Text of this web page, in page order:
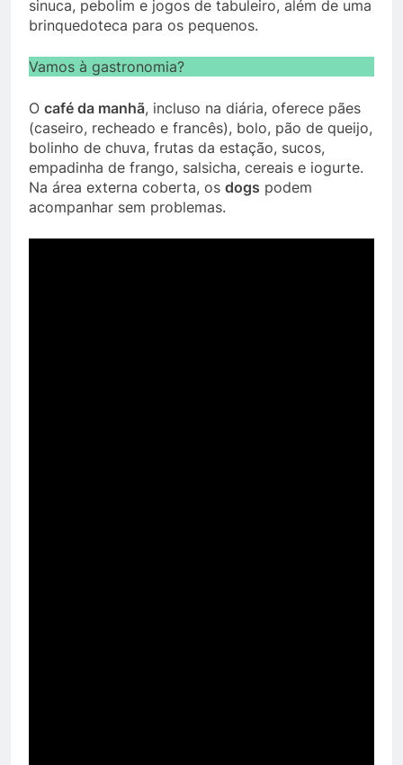
sinuca, pebolim e jogos de tabuleiro, além de uma
brinquedoteca para os pequenos.
Vamos à gastronomia?
O café da manhã, incluso na diária, oferece pães
(caseiro, recheado e francês), bolo, pão de queijo,
bolinho de chuva, frutas da estação, sucos,
empadinha de frango, salsicha, cereais e iogurte.
Na área externa coberta, os dogs podem
acompanhar sem problemas.